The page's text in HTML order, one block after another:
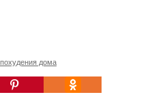
дома